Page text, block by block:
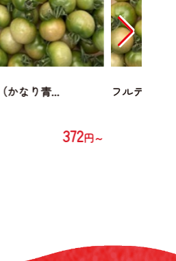
かなり青...
372円～
フルティカ